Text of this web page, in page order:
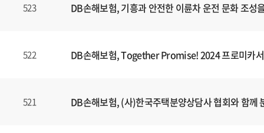
523 DB손해보험, 기흥과 안전한 이륜차 운전 문화 조성
522 DB손해보험, Together Promise! 2024 프로미카
521 DB손해보험, (사)한국주택분양상담사 협회와 함께